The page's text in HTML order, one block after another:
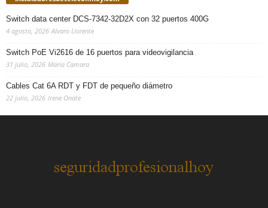
Switch data center DCS-7342-32D2X con 32 puertos 400G
4 agosto, 2026 Alvaro Llorente
Switch PoE Vi2616 de 16 puertos para videovigilancia
31 julio, 2026 Maria Camara
Cables Cat 6A RDT y FDT de pequeño diámetro
22 julio, 2026 Irene Onate